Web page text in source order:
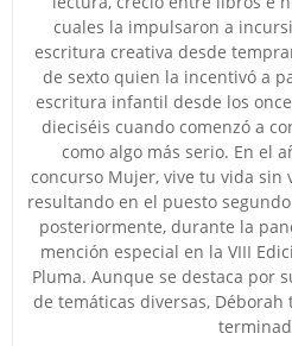
cuales la impulsaron a
escritura creativa desde
de sexto quien la incentivó a
escritura infantil desde los
dieciséis cuando comenzó a
como algo más serio. En el
concurso Mujer, vive tu vida sin
resultando en el puesto
posteriormente, durante la
mención especial en la VIII
Pluma. Aunque se destaca por
de temáticas diversas,